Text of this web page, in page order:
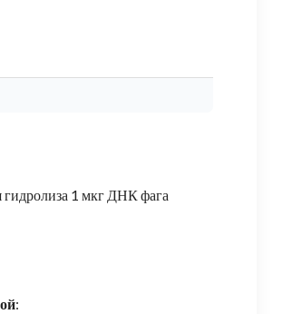
гидролиза 1 мкг ДНК фага
: